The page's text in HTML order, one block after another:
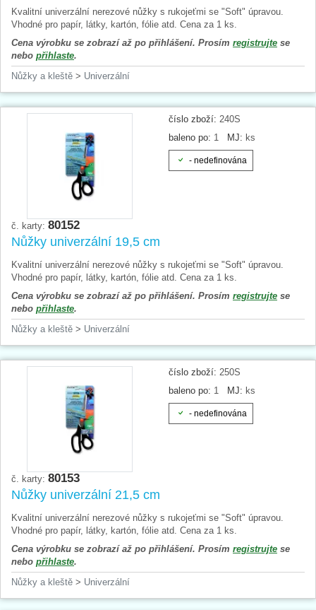
Kvalitní univerzální nerezové nůžky s rukojeťmi se "Soft" úpravou.
Vhodné pro papír, látky, kartón, fólie atd. Cena za 1 ks.
Cena výrobku se zobrazí až po přihlášení. Prosím registrujte se
nebo přihlaste.
Nůžky a kleště > Univerzální
číslo zboží: 240S
baleno po: 1 MJ: ks
- nedefinována
č. karty: 80152
Nůžky univerzální 19,5 cm
Kvalitní univerzální nerezové nůžky s rukojeťmi se "Soft" úpravou.
Vhodné pro papír, látky, kartón, fólie atd. Cena za 1 ks.
Cena výrobku se zobrazí až po přihlášení. Prosím registrujte se
nebo přihlaste.
Nůžky a kleště > Univerzální
číslo zboží: 250S
baleno po: 1 MJ: ks
- nedefinována
č. karty: 80153
Nůžky univerzální 21,5 cm
Kvalitní univerzální nerezové nůžky s rukojeťmi se "Soft" úpravou.
Vhodné pro papír, látky, kartón, fólie atd. Cena za 1 ks.
Cena výrobku se zobrazí až po přihlášení. Prosím registrujte se
nebo přihlaste.
Nůžky a kleště > Univerzální